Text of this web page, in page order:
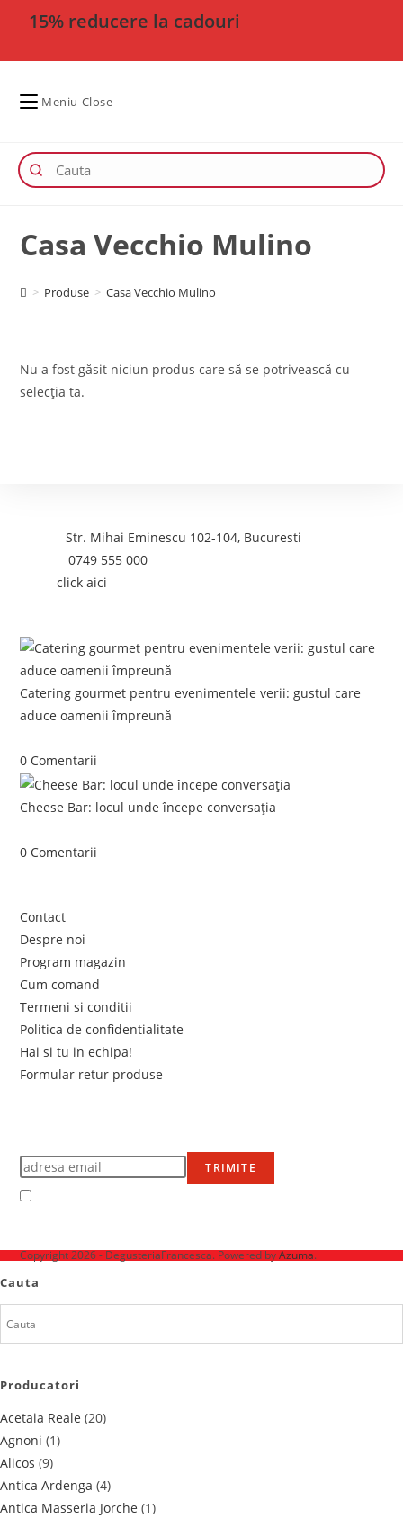
15% reducere la cadouri
Meniu Close
Casa Vecchio Mulino
> Produse > Casa Vecchio Mulino
Nu a fost găsit niciun produs care să se potrivească cu
selecția ta.
Adresa:Str. Mihai Eminescu 102-104, Bucuresti
Telefon:0749 555 000
Email:click aici
Catering gourmet pentru evenimentele verii: gustul care
aduce oamenii împreună
0 Comentarii
Cheese Bar: locul unde începe conversația
0 Comentarii
Contact
Despre noi
Program magazin
Cum comand
Termeni si conditii
Politica de confidentialitate
Hai si tu in echipa!
Formular retur produse
TRIMITE
Copyright 2026 - DegusteriaFrancesca. Powered byAzuma.
Cauta
Producatori
Acetaia Reale (20)
Agnoni (1)
Alicos (9)
Antica Ardenga (4)
Antica Masseria Jorche (1)